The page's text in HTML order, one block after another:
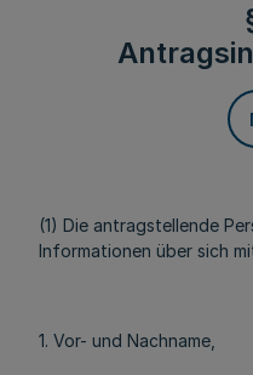
(1) Die antragstellende
Informationen über sich
1. Vor- und Nachname,